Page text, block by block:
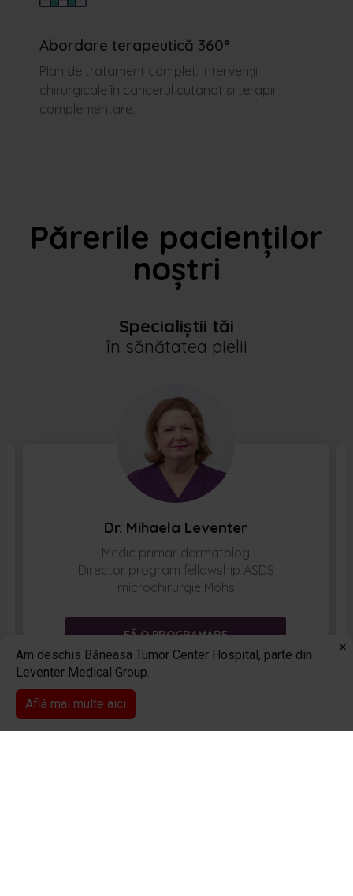
Abordare terapeutică 360°
Plan de tratament complet. Intervenții
chirurgicale în cancerul cutanat și terapii
complementare.
Părerile pacienților
noștri
Specialiștii tăi
în sănătatea pielii
Dr. Mihaela Leventer
Medic primar dermatolog
Director program fellowship ASDS
microchirurgie Mohs
FĂ O PROGRAMARE
0374 415 744
×
Am deschis Băneasa Tumor Center Hospital, parte din
Leventer Medical Group.
Află mai multe aici